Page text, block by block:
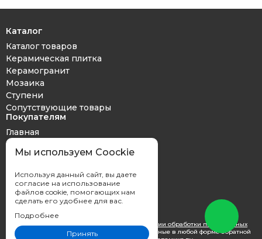
Каталог
Каталог товаров
Керамическая плитка
Керамогранит
Мозаика
Ступени
Сопутствующие товары
Покупателям
Главная
Дизайн проект
Оплата и доставка
Контакты
Вы принимаете условияполитики в отношении обработки персональных
данных
каждый раз, когда оставляете свои данные в любой форме обратной
Мы используем Coockie
Используя данный сайт, вы даете
согласие на использование
файлов cookie, помогающих нам
сделать его удобнее для вас.
Подробнее
Принять